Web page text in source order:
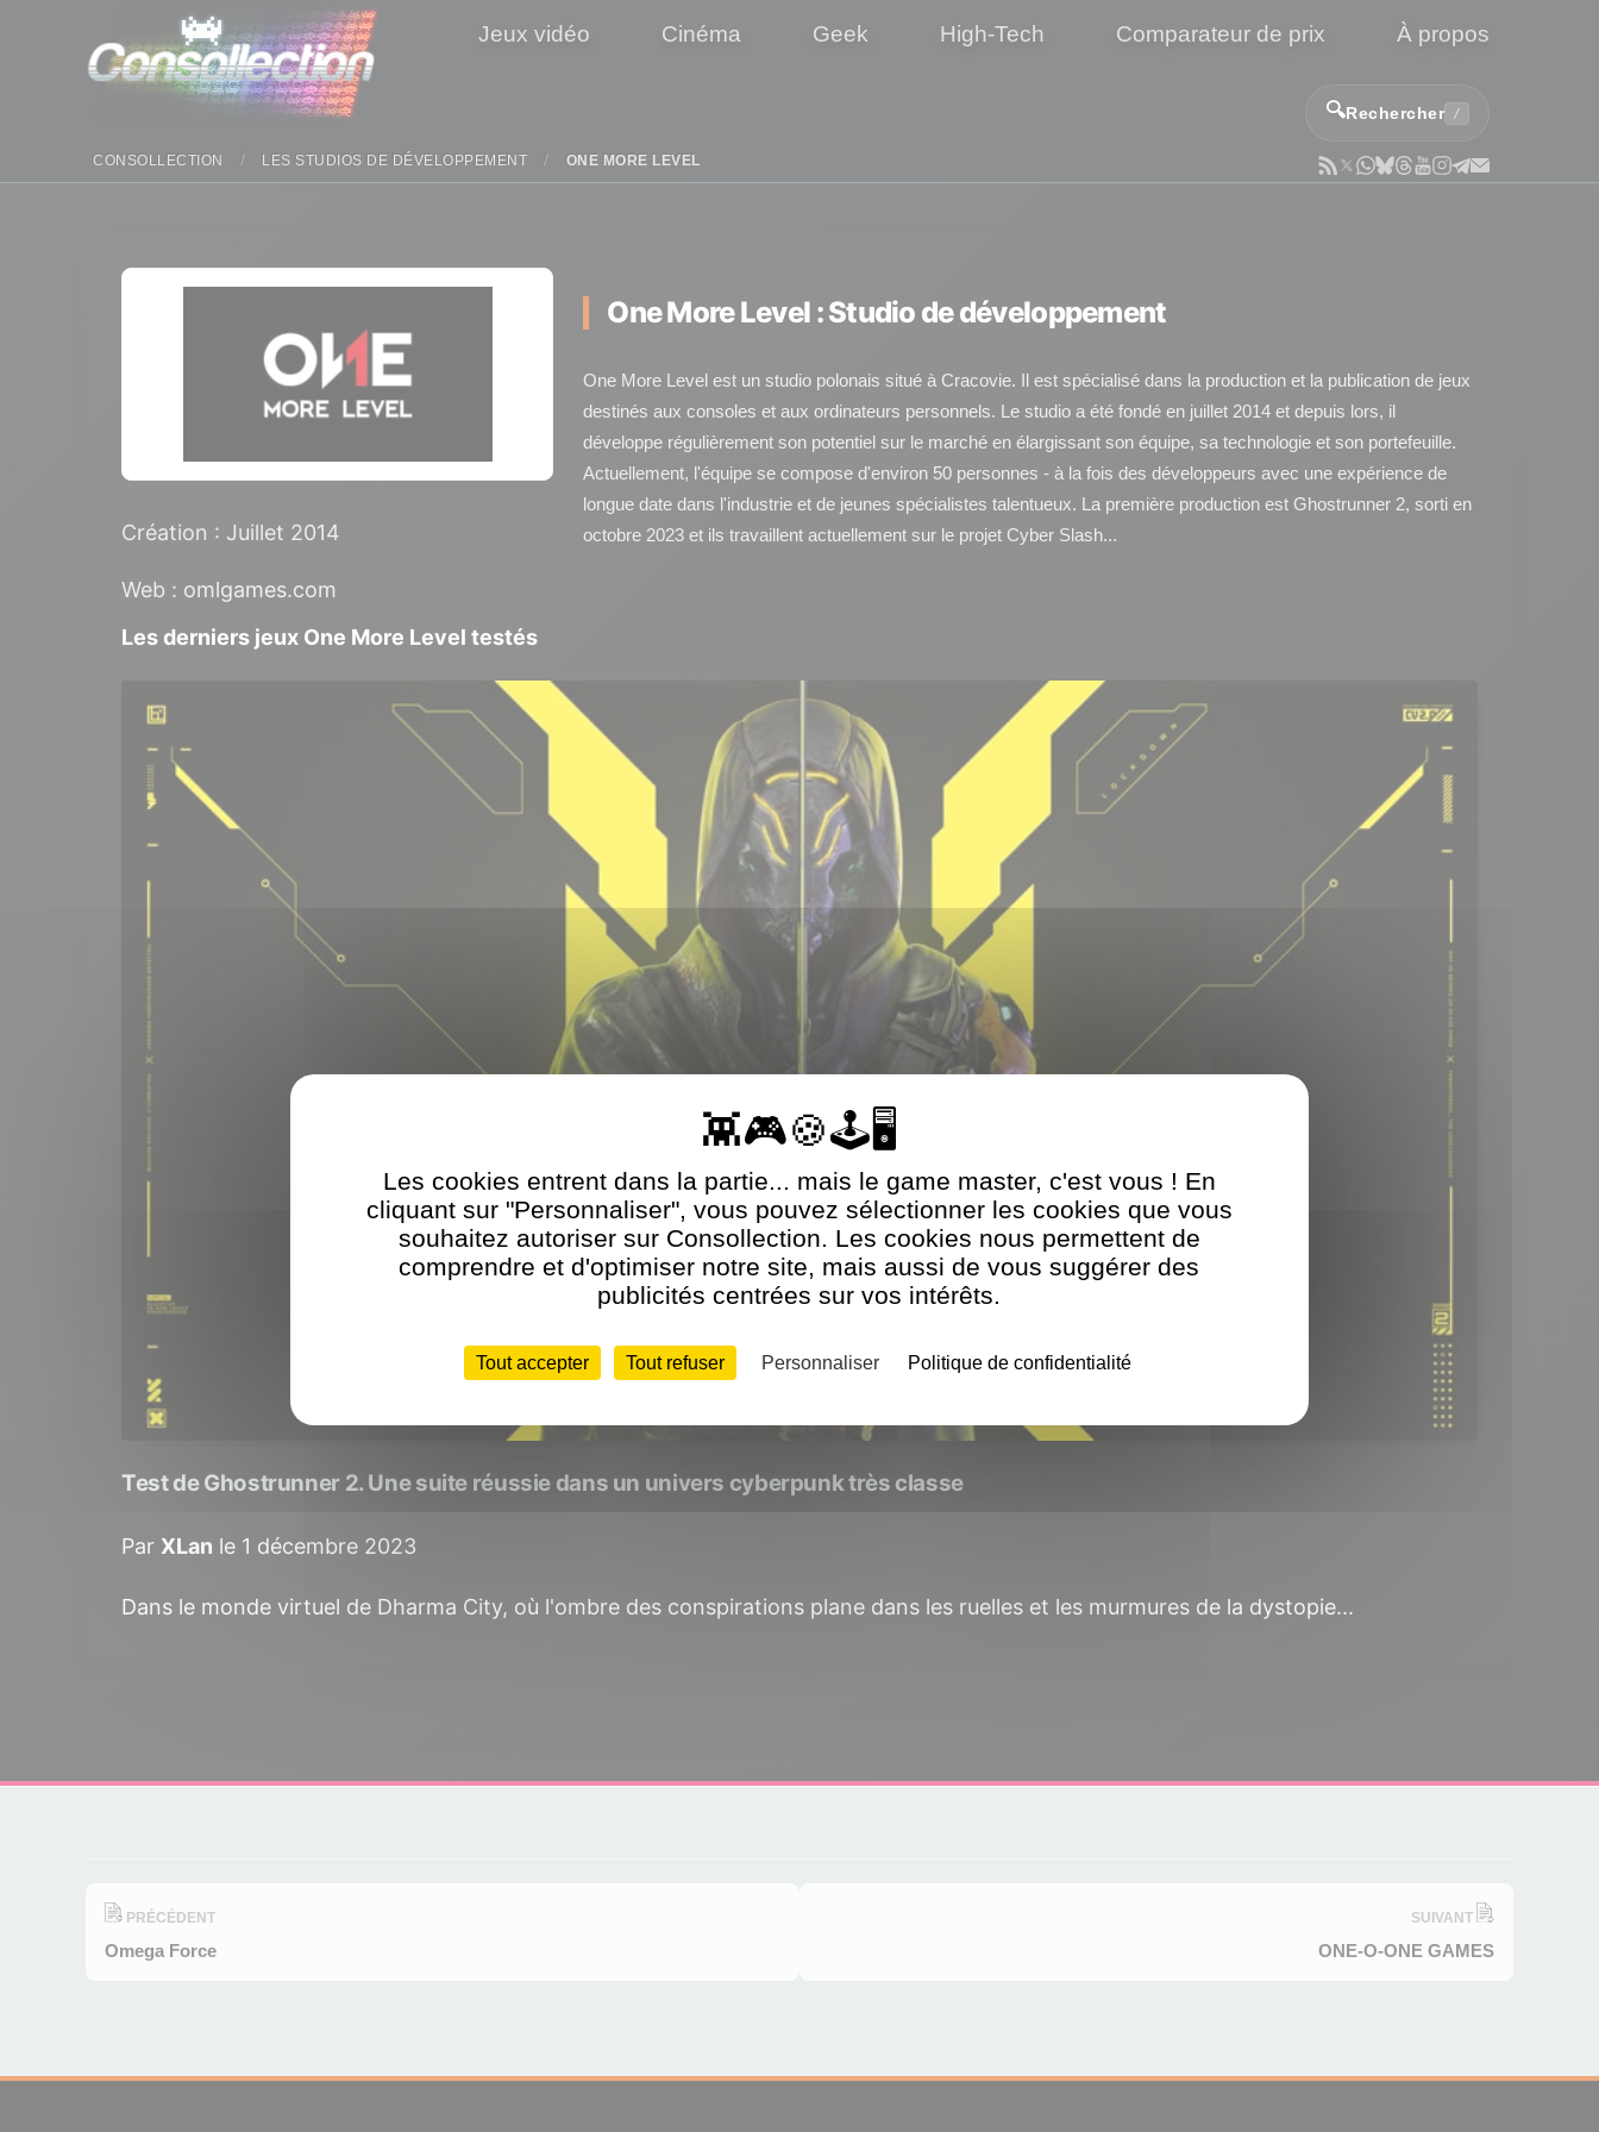
Jeux vidéo Cinéma Geek High-Tech Comparateur de prix À propos
CONSOLLECTION LES STUDIOS DE DÉVELOPPEMENT ONE MORE LEVEL
🔍Rechercher /
Création : Juillet 2014
Web : omlgames.com
One More Level : Studio de développement
One More Level est un studio polonais situé à Cracovie. Il est spécialisé dans la production et la publication de jeux
destinés aux consoles et aux ordinateurs personnels. Le studio a été fondé en juillet 2014 et depuis lors, il
développe régulièrement son potentiel sur le marché en élargissant son équipe, sa technologie et son portefeuille.
Actuellement, l'équipe se compose d'environ 50 personnes - à la fois des développeurs avec une expérience de
longue date dans l'industrie et de jeunes spécialistes talentueux. La première production est Ghostrunner 2, sorti en
octobre 2023 et ils travaillent actuellement sur le projet Cyber Slash...
Les derniers jeux One More Level testés
Test de Ghostrunner 2. Une suite réussie dans un univers cyberpunk très classe
Par XLan le 1 décembre 2023
Dans le monde virtuel de Dharma City, où l'ombre des conspirations plane dans les ruelles et les murmures de la dystopie...
PRÉCÉDENT
Omega Force
SUIVANT
ONE-O-ONE GAMES
Panneau de gestion des cookies
Les cookies entrent dans la partie... mais le game master, c'est vous ! En
cliquant sur "Personnaliser", vous pouvez sélectionner les cookies que vous
souhaitez autoriser sur Consollection. Les cookies nous permettent de
comprendre et d'optimiser notre site, mais aussi de vous suggérer des
publicités centrées sur vos intérêts.
Tout accepter Tout refuser Personnaliser Politique de confidentialité